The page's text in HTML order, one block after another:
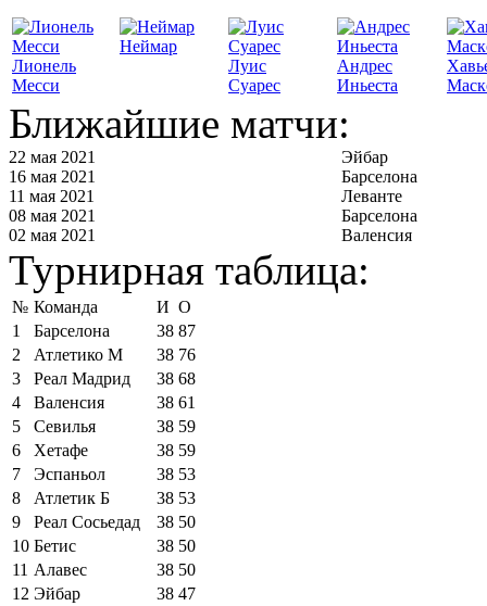
Лионель
Месси
Неймар
Луис
Суарес
Андрес
Иньеста
Ближайшие матчи:
22 мая 2021
Эйбар
16 мая 2021
Барселона
11 мая 2021
Леванте
08 мая 2021
Барселона
02 мая 2021
Валенсия
Турнирная таблица:
№ Команда И О
1
Барселона 38 87
2
Атлетико М 38 76
3
Реал Мадрид 38 68
4
Валенсия 38 61
5
Севилья 38 59
6
Хетафе 38 59
7
Эспаньол 38 53
8
Атлетик Б 38 53
9
Реал Сосьедад 38 50
10 Бетис 38 50
11 Алавес 38 50
12 Эйбар 38 47